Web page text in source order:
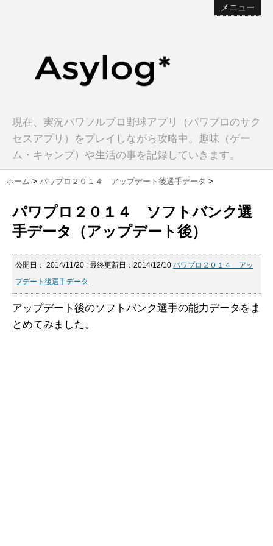
メニュー
現在、実況パワフルプロ野球アプリ（パワプロのサク
セスアプリ）をプレイしながら攻略中。趣味（ゲー
ム・キャンプ）や生活の事を記録していきます。
ホーム > パワプロ２０１４ アップデート後選手データ >
パワプロ２０１４ ソフトバンク選
手データ（アップデート後）
公開日： 2014/11/20 : 最終更新日：2014/12/10 パワプロ２０１４ アッ
プデート後選手データ
アップデート後のソフトバンク選手の能力データをま
とめてみました。